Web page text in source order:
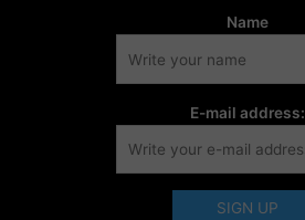
Name
E-mail address: